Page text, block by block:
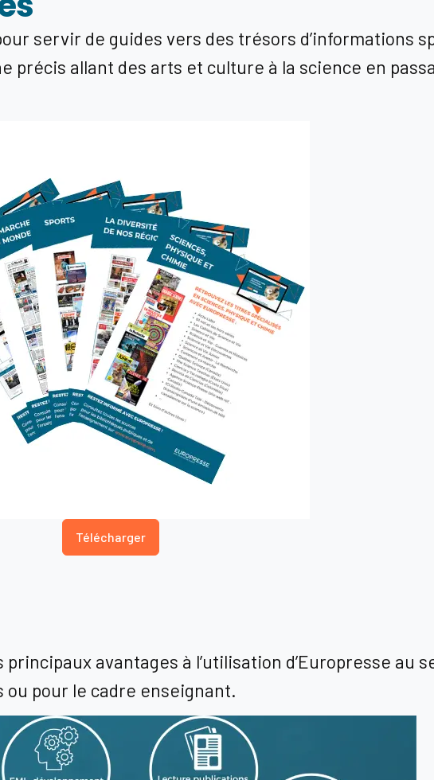
servir de guides vers des trésors d’informations
précis allant des arts et culture à la science en
Télécharger
avantages à l’utilisation d’Europresse au
pour le cadre enseignant.